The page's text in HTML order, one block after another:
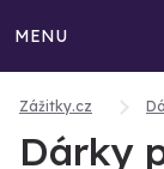
MENU
Zážitky.cz
Dárky